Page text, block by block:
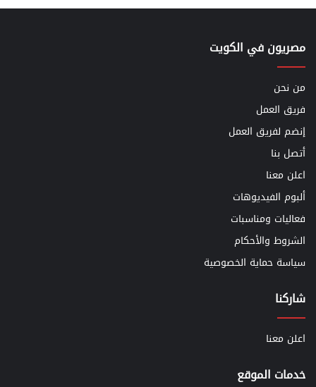
مصريون في الكويت
من نحن
فريق العمل
إنضم لفريق العمل
أتصل بنا
اعلن معنا
ألبوم الفيديوهات
فعاليات ومناسبات
الشروط والأحكام
سياسة حماية الخصوصية
شاركنا
اعلن معنا
خدمات الموقع